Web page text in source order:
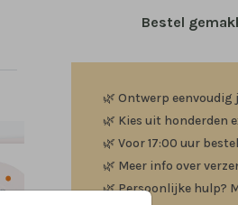
Bestel
🌿 Ontwerp eenvoudig
🌿 Kies uit honderden
🌿 Voor 17:00 uur
🌿 Meer info over
🌿Persoonlijke hulp?